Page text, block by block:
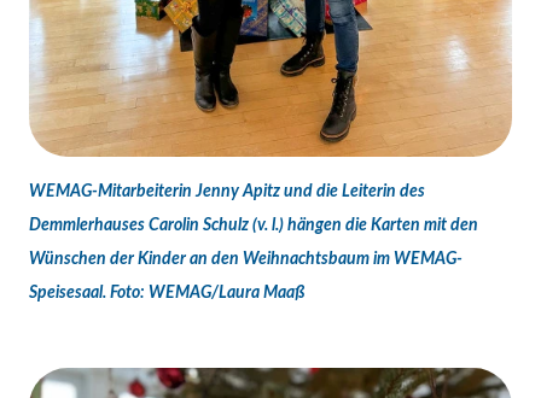
WEMAG-Mitarbeiterin Jenny Apitz und die Leiterin des
Demmlerhauses Carolin Schulz (v. l.) hängen die Karten mit den
Wünschen der Kinder an den Weihnachtsbaum im WEMAG-
Speisesaal. Foto: WEMAG/Laura Maaß